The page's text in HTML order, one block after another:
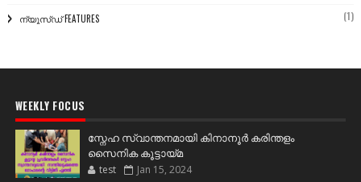
ന്യൂസ്ഡ് FEATURES (1)
WEEKLY FOCUS
സ്നേഹ സ്വാന്തനമായി കിനാനൂർ കരിന്തളം
സൈനിക കൂട്ടായ്മ
test Jan 15, 2024